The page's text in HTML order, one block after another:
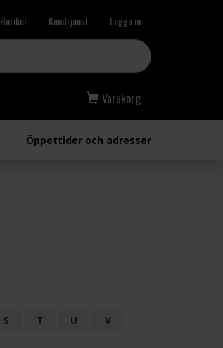
Butiker Kundtjänst Logga in
Varukorg
Öppettider och adresser
S T U
V